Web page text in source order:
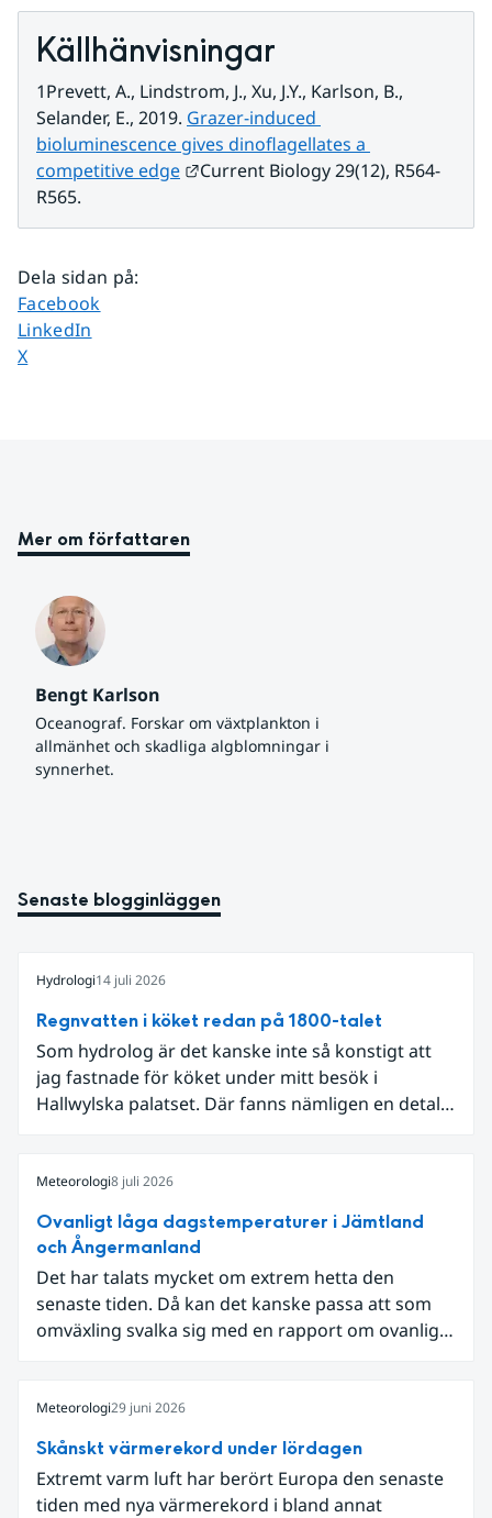
Källhänvisningar
1Prevett, A., Lindstrom, J., Xu, J.Y., Karlson, B.,
Selander, E., 2019. Grazer-induced
bioluminescence gives dinoflagellates a
competitive edge
Länk till annan webbplats.
Current Biology 29(12), R564-
R565.
Dela sidan på:
Dela sidan på
Facebook
Dela sidan på
LinkedIn
Dela sidan på
X
Mer om författaren
Bengt Karlson
Oceanograf. Forskar om växtplankton i
allmänhet och skadliga algblomningar i
synnerhet.
Senaste blogginläggen
Hydrologi14 juli 2026
Regnvatten i köket redan på 1800-talet
Som hydrolog är det kanske inte så konstigt att
jag fastnade för köket under mitt besök i
Hallwylska palatset. Där fanns nämligen en detalj
Meteorologi8 juli 2026
Ovanligt låga dagstemperaturer i Jämtland
och Ångermanland
Det har talats mycket om extrem hetta den
senaste tiden. Då kan det kanske passa att som
omväxling svalka sig med en rapport om ovanligt
Meteorologi29 juni 2026
Skånskt värmerekord under lördagen
Extremt varm luft har berört Europa den senaste
tiden med nya värmerekord i bland annat